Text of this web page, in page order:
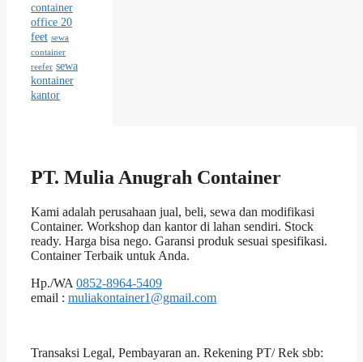
container
office 20
feet sewa
container
reefer sewa
kontainer
kantor
PT. Mulia Anugrah Container
Kami adalah perusahaan jual, beli, sewa dan modifikasi
Container. Workshop dan kantor di lahan sendiri. Stock
ready. Harga bisa nego. Garansi produk sesuai spesifikasi.
Container Terbaik untuk Anda.
Hp./WA 0852-8964-5409
email : muliakontainer1@gmail.com
Transaksi Legal, Pembayaran an. Rekening PT/ Rek sbb: